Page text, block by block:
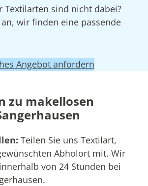
Textilarten sind nicht dabei?
wir finden eine passende
Angebot anfordern
zu makellosen
Teilen Sie uns Textilart,
Abholort mit. Wir
von 24 Stunden bei